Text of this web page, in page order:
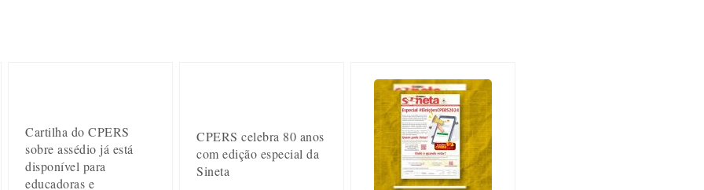
Cartilha do CPERS
sobre assédio já está
disponível para
educadoras e
CPERS celebra 80 anos
com edição especial da
Sineta